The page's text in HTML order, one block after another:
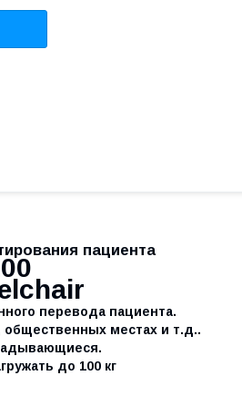
пациента
перевода пациента.
общественных местах и т.д..
до 100 кг